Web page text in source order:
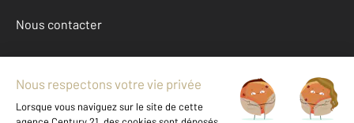
Nous contacter
Mentions légales & CGU et Barèmes d'honoraires
Données personnelles